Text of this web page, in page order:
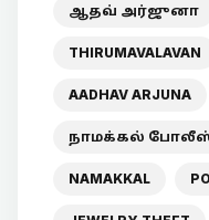
ஆதவ் அர்ஜுனா
THIRUMAVALAVAN
AADHAV ARJUNA
நாமக்கல்
NAMAKKAL